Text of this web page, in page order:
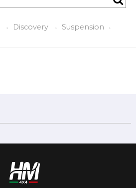
Discovery
Suspension